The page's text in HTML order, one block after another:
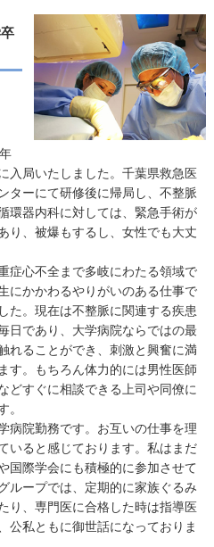
入局いたしました。千葉県救急医
ターにて研修後に帰局し、不整脈
環器内科に対しては、緊急手術が
り、被爆もするし、女性でも大丈
症心不全まで多岐にわたる領域で
にかかわるやりがいのある仕事で
た。現在は不整脈に関連する疾患
日であり、大学病院ならではの最
れることができ、刺激と興奮に満
す。もちろん体力的には男性医師
どすぐに相談できる上司や同僚に
。
病院勤務です。お互いの仕事を理
いると感じております。私はまだ
国際学会にも積極的に参加させて
ループでは、定期的に家族ぐるみ
り、専門医に合格した時は指導医
公私ともに御世話になっておりま